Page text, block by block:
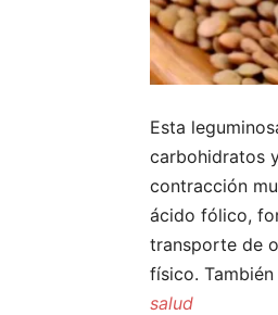
Esta
carbohidratos
contracción
ácido fólico,
transporte de
físico.
salud